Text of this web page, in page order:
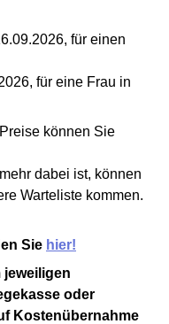
für einen
für eine Frau in
können Sie
dabei ist, können
Warteliste kommen.
Sie hier!
jeweiligen
oder
Kostenübernahme